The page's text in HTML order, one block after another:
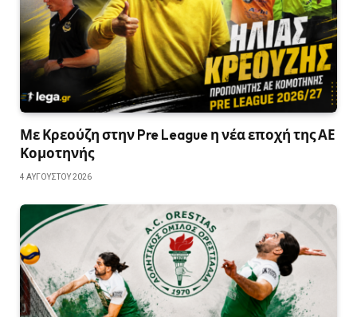
Με Κρεούζη στην Pre League η νέα εποχή της ΑΕ
Κομοτηνής
4 ΑΥΓΟΎΣΤΟΥ 2026